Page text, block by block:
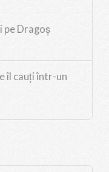
pe Dragoș
îl cauți într-un